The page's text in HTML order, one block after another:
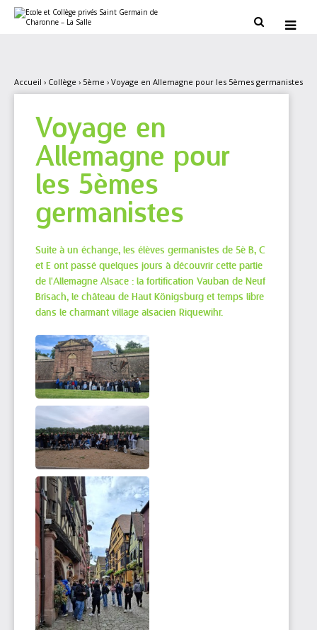
contenu.
personnels
 
Accueil › Collège › 5ème › Voyage en Allemagne pour les 5èmes germanistes
Voyage en
Allemagne pour
les 5èmes
germanistes
Suite à un échange, les élèves germanistes de 5è B, C
et E ont passé quelques jours à découvrir cette partie
de l'Allemagne Alsace : la fortification Vauban de Neuf
Brisach, le château de Haut Königsburg et temps libre
dans le charmant village alsacien Riquewihr.